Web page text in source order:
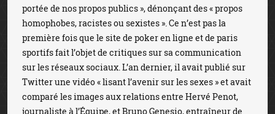
portée de nos propos publics », dénonçant des « propos
homophobes, racistes ou sexistes ». Ce n’est pas la
première fois que le site de poker en ligne et de paris
sportifs fait l’objet de critiques sur sa communication
sur les réseaux sociaux. L’an dernier, il avait publié sur
Twitter une vidéo « lisant l’avenir sur les sexes » et avait
comparé les images aux relations entre Hervé Penot,
journaliste à l’Équipe, et Bruno Genesio, entraîneur de